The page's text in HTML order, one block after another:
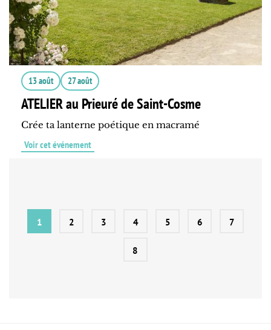
13 août 27 août
ATELIER au Prieuré de Saint-Cosme
Crée ta lanterne poétique en macramé
Voir cet événement
1 2 3 4 5 6 7
8